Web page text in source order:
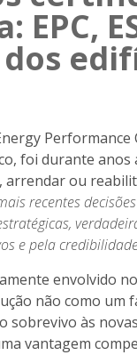
EPC,
foi durante
ou
recentes
e pela
envolvido
não como um
sobrevivo às
vantagem